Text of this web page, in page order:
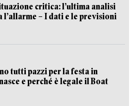
critica: l’ultima analisi
l’allarme – I dati e le previsioni
tutti pazzi per la festa in
e perché è legale il Boat